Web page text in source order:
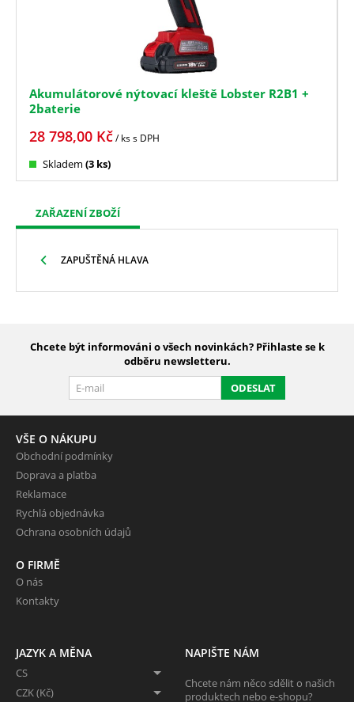
Akumulátorové nýtovací kleště Lobster R2B1 +
2baterie
28 798,00 Kč/ kss DPH
Skladem (3 ks)
ZAŘAZENÍ ZBOŽÍ
ZAPUŠTĚNÁ HLAVA
Chcete být informováni o všech novinkách? Přihlaste se k
odběru newsletteru.
ODESLAT
VŠE O NÁKUPU
Obchodní podmínky
Doprava a platba
Reklamace
Rychlá objednávka
Ochrana osobních údajů
O FIRMĚ
O nás
Kontakty
JAZYK A MĚNA
CS
CZK (Kč)
NAPIŠTE NÁM
Chcete nám něco sdělit o našich
produktech nebo e-shopu?